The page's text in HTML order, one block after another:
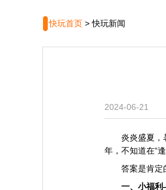
快玩首页 >快玩新闻
2024-06-21
炎炎盛夏，
年，不知道在“
答案是肯定
一、小福